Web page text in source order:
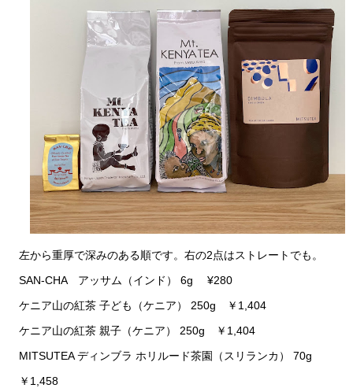
左から重厚で深みのある順です。右の2点はストレートでも。
SAN-CHA アッサム（インド） 6g ¥280
ケニア山の紅茶 子ども（ケニア） 250g ￥1,404
ケニア山の紅茶 親子（ケニア） 250g ￥1,404
MITSUTEA ディンブラ ホリルード茶園（スリランカ） 70g
￥1,458